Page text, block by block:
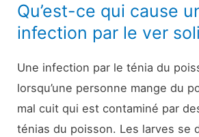
Qu’est-ce qui cause
infection par le ver
Une infection par le ténia du
lorsqu’une personne mange du
mal cuit qui est contaminé par
ténias du poisson. Les larves se